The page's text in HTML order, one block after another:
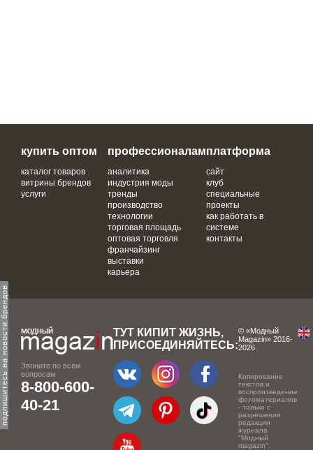
подпишитесь на новости брендов
купить оптом
каталог товаров
витрины брендов
услуги
профессионалам
аналитика
индустрия моды
тренды
производство
технологии
торговая площадь
оптовая торговля
франчайзинг
выставки
карьера
платформа
сайт
клуб
специальные
проекты
как работать в
системе
контакты
Звоните по всем
вопросам
8-800-600-
40-21
ТУТ КИПИТ ЖИЗНЬ,
ПРИСОЕДИНЯЙТЕСЬ:
© «Модный
Magazin» 2016-
2026.
Копирование
текстов и
воспроизведение
фотоматериалов
- только с
разрешения
редакции
журнала
"Модный
magazin".